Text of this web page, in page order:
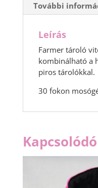
További
Leírás
Farmer tároló
kombinálható a
piros tárolókkal.
30 fokon